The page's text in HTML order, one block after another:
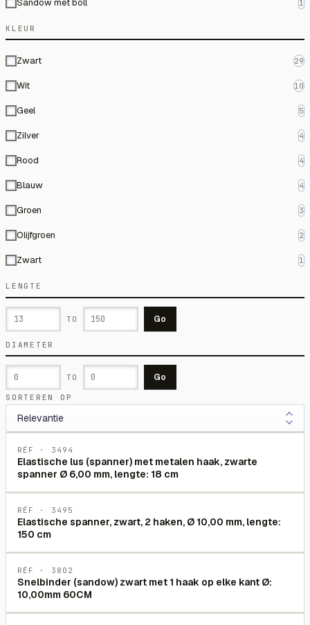
1
KLEUR
Zwart 29
Wit 10
Geel 5
Zilver 4
Rood 4
Blauw 4
Groen 3
Olijfgroen 2
Zwart 1
LENGTE
TO Go
DIAMETER
TO Go
SORTEREN OP
RÉF · 3494
Elastische lus (spanner) met metalen haak, zwarte
spanner Ø 6,00 mm, lengte: 18 cm
RÉF · 3495
Elastische spanner, zwart, 2 haken, Ø 10,00 mm, lengte:
150 cm
RÉF · 3802
Snelbinder (sandow) zwart met 1 haak op elke kant Ø:
10,00mm 60CM